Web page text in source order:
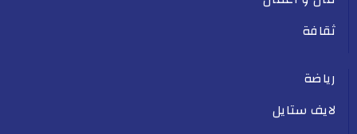
ثقافة
رياضة
لايف ستايل